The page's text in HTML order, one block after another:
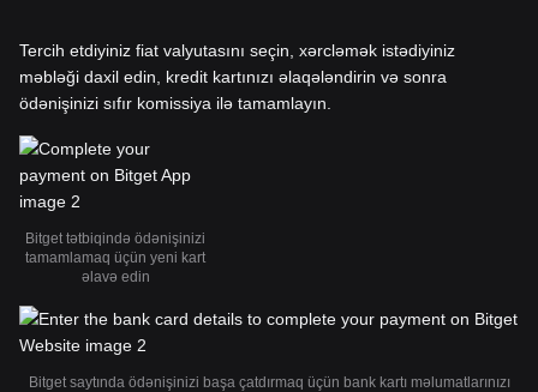
Tercih etdiyiniz fiat valyutasını seçin, xərcləmək istədiyiniz
məbləği daxil edin, kredit kartınızı əlaqələndirin və sonra
ödənişinizi sıfır komissiya ilə tamamlayın.
Bitget tətbiqində ödənişinizi
tamamlamaq üçün yeni kart
əlavə edin
Bitget saytında ödənişinizi başa çatdırmaq üçün bank kartı məlumatlarınızı